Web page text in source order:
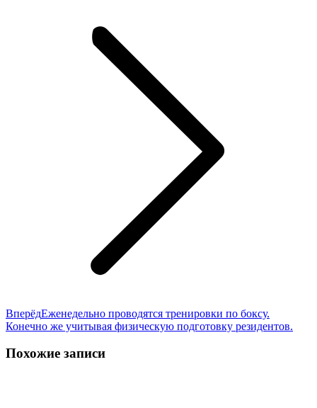
ВперёдСледующая
запись:
Еженедельно проводятся тренировки по боксу.
Конечно же учитывая физическую подготовку резидентов.
Похожие записи